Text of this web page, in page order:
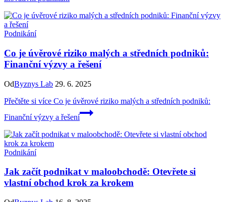
Podnikání
Co je úvěrové riziko malých a středních podniků:
Finanční výzvy a řešení
OdByznys Lab 29. 6. 2025
Přečtěte si více Co je úvěrové riziko malých a středních podniků:
Finanční výzvy a řešení
Podnikání
Jak začít podnikat v maloobchodě: Otevřete si
vlastní obchod krok za krokem